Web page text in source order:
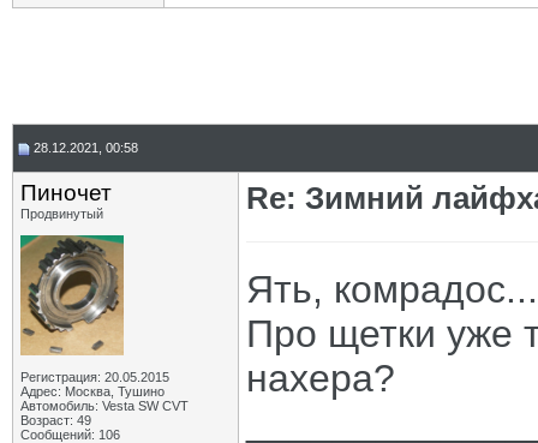
28.12.2021, 00:58
Пиночет
Продвинутый
Регистрация: 20.05.2015
Адрес: Москва, Тушино
Автомобиль: Vesta SW CVT
Возраст: 49
Сообщений: 106
Re: Зимний
Ять, комрадос...
Про щетки уже
нахера?